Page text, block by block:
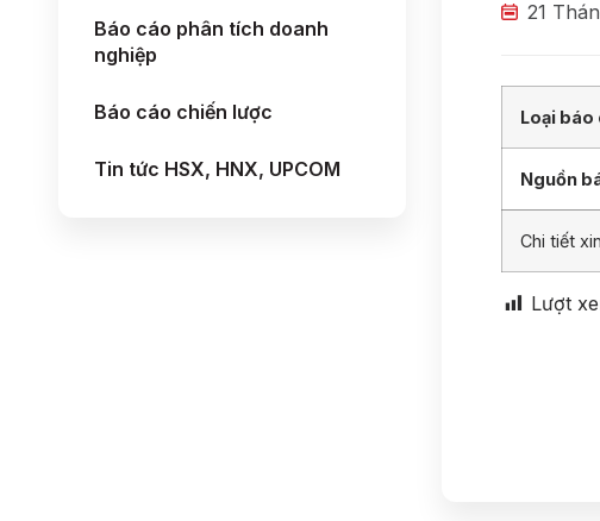
Báo cáo phân tích doanh
nghiệp
Báo cáo chiến lược
Tin tức HSX, HNX, UPCOM
21
Loại báo
Nguồn
Chi tiết
Lượt